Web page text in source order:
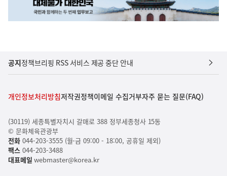
공지정책브리핑 RSS 서비스 제공 중단 안내
개인정보처리방침저작권정책이메일 수집거부자주 묻는 질문(FAQ)
(30119) 세종특별자치시 갈매로 388 정부세종청사 15동
© 문화체육관광부
전화044-203-3555 (월-금 09:00 - 18:00, 공휴일 제외)
팩스044-203-3488
대표메일 webmaster@korea.kr